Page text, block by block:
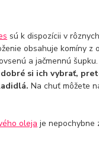
sú k dispozícii v
obsahuje komíny z
a jačmennú
dobré si ich vybrať,
Na chuť môžete
oleja je nepochybne